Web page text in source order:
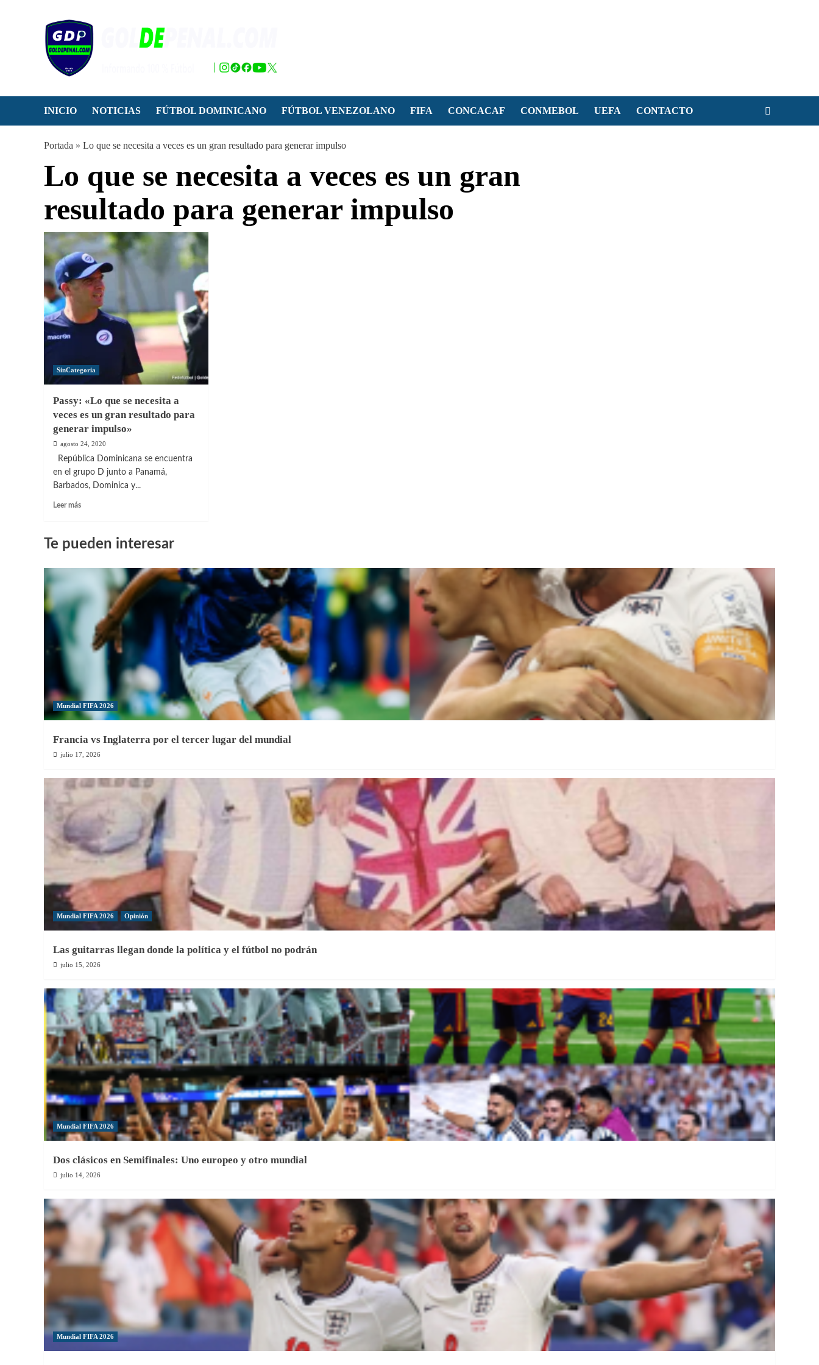
INICIO NOTICIAS FÚTBOL DOMINICANO FÚTBOL VENEZOLANO FIFA CONCACAF CONMEBOL UEFA CONTACTO
Portada » Lo que se necesita a veces es un gran resultado para generar impulso
Lo que se necesita a veces es un gran
resultado para generar impulso
SinCategoria
Passy: «Lo que se necesita a
veces es un gran resultado para
generar impulso»
agosto 24, 2020
República Dominicana se encuentra
en el grupo D junto a Panamá,
Barbados, Dominica y...
Leer másLeer
Passy:
«Lo
a
gran
resultado
impulso»
Te pueden interesar
Mundial FIFA 2026
Francia vs Inglaterra por el tercer lugar del mundial
julio 17, 2026
Mundial FIFA 2026 Opinión
Las guitarras llegan donde la política y el fútbol no podrán
julio 15, 2026
Mundial FIFA 2026
Dos clásicos en Semifinales: Uno europeo y otro mundial
julio 14, 2026
Mundial FIFA 2026